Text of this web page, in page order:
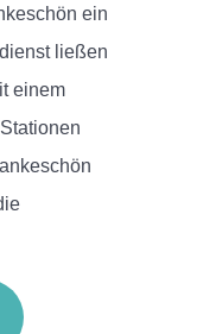
ein
ließen
einem